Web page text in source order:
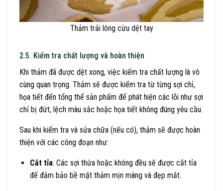
Thảm trải lông cừu dệt tay
2.5. Kiểm tra chất lượng và hoàn thiện
Khi thảm đã được dệt xong, việc kiểm tra chất lượng là vô
cùng quan trọng. Thảm sẽ được kiểm tra từ từng sợi chỉ,
họa tiết đến tổng thể sản phẩm để phát hiện các lỗi như sợi
chỉ bị đứt, lệch màu sắc hoặc họa tiết không đúng yêu cầu.
Sau khi kiểm tra và sửa chữa (nếu có), thảm sẽ được hoàn
thiện với các công đoạn như:
Cắt tỉa: Các sợi thừa hoặc không đều sẽ được cắt tỉa
để đảm bảo bề mặt thảm mịn màng và đẹp mắt.